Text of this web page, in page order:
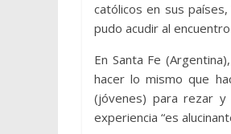
católicos en sus
pudo acudir al
En Santa Fe
hacer lo mismo que
(jóvenes) para rezar y
experiencia “es